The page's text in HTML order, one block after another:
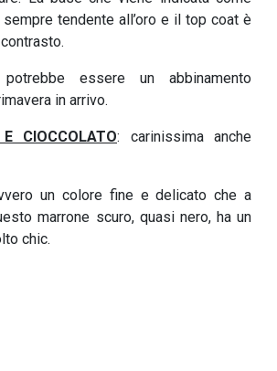
sempre tendente all’oro e il top coat è
essere un abbinamento
in arrivo.
CIOCCOLATO: carinissima anche
un colore fine e delicato che a
marrone scuro, quasi nero, ha un
chic.